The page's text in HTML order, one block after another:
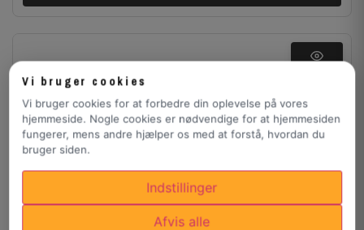
Vi bruger cookies
Vi bruger cookies for at forbedre din oplevelse på vores
hjemmeside. Nogle cookies er nødvendige for at hjemmesiden
fungerer, mens andre hjælper os med at forstå, hvordan du
bruger siden.
Indstillinger
Afvis alle